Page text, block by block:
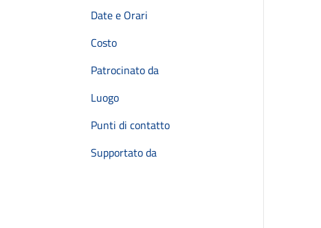
Date e Orari
Costo
Patrocinato da
Luogo
Punti di contatto
Supportato da